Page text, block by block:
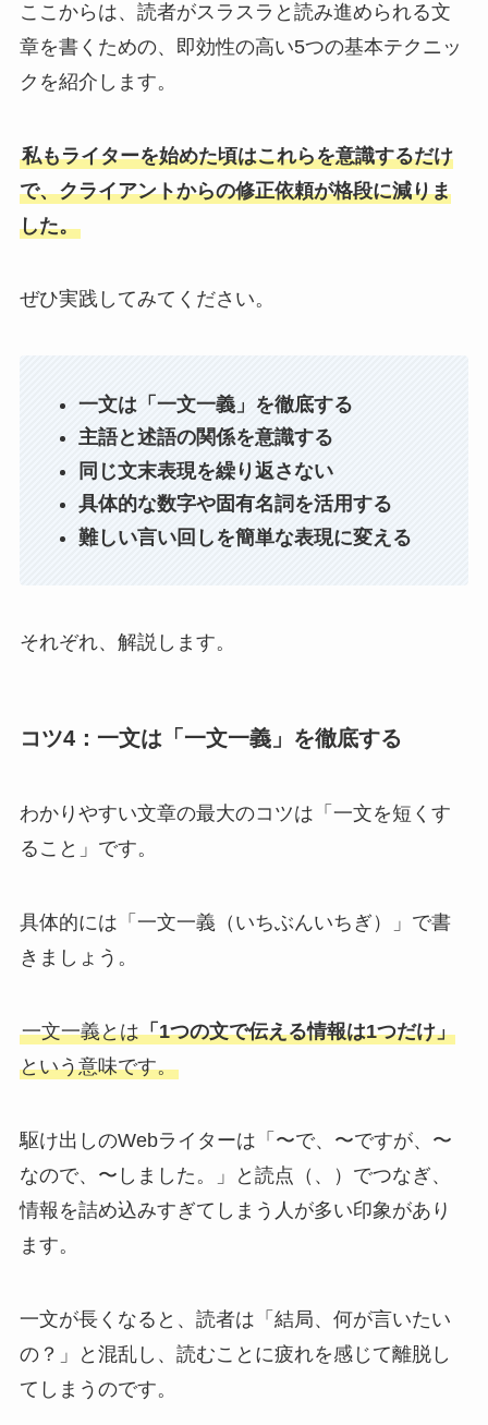
ここからは、読者がスラスラと読み進められる文
章を書くための、即効性の高い5つの基本テクニッ
クを紹介します。
私もライターを始めた頃はこれらを意識するだけ
で、クライアントからの修正依頼が格段に減りま
した。
ぜひ実践してみてください。
一文は「一文一義」を徹底する
主語と述語の関係を意識する
同じ文末表現を繰り返さない
具体的な数字や固有名詞を活用する
難しい言い回しを簡単な表現に変える
それぞれ、解説します。
コツ4：一文は「一文一義」を徹底する
わかりやすい文章の最大のコツは「一文を短くす
ること」です。
具体的には「一文一義（いちぶんいちぎ）」で書
きましょう。
一文一義とは「1つの文で伝える情報は1つだけ」
という意味です。
駆け出しのWebライターは「〜で、〜ですが、〜
なので、〜しました。」と読点（、）でつなぎ、
情報を詰め込みすぎてしまう人が多い印象があり
ます。
一文が長くなると、読者は「結局、何が言いたい
の？」と混乱し、読むことに疲れを感じて離脱し
てしまうのです。